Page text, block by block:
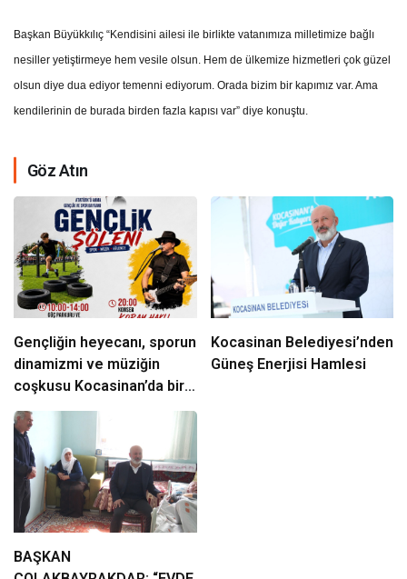
Başkan Büyükkılıç “Kendisini ailesi ile birlikte vatanımıza milletimize bağlı
nesiller yetiştirmeye hem vesile olsun. Hem de ülkemize hizmetleri çok güzel
olsun diye dua ediyor temenni ediyorum. Orada bizim bir kapımız var. Ama
kendilerinin de burada birden fazla kapısı var” diye konuştu.
Göz Atın
Gençliğin heyecanı, sporun
dinamizmi ve müziğin
coşkusu Kocasinan’da bir
araya geliyor!
Kocasinan Belediyesi’nden
Güneş Enerjisi Hamlesi
BAŞKAN